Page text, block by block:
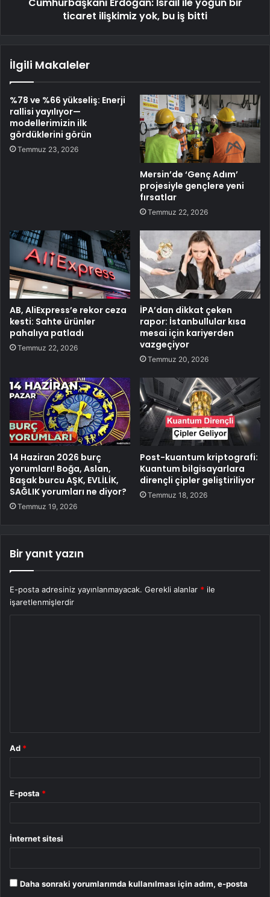
Cumhurbaşkanı Erdoğan: İsrail ile yoğun bir
ticaret ilişkimiz yok, bu iş bitti
İlgili Makaleler
%78 ve %66 yükseliş: Enerji
rallisi yayılıyor—
modellerimizin ilk
gördüklerini görün
Temmuz 23, 2026
Mersin’de ‘Genç Adım’
projesiyle gençlere yeni
fırsatlar
Temmuz 22, 2026
AB, AliExpress’e rekor ceza
kesti: Sahte ürünler
pahalıya patladı
Temmuz 22, 2026
İPA’dan dikkat çeken
rapor: İstanbullular kısa
mesai için kariyerden
vazgeçiyor
Temmuz 20, 2026
14 Haziran 2026 burç
yorumları! Boğa, Aslan,
Başak burcu AŞK, EVLİLİK,
SAĞLIK yorumları ne diyor?
Temmuz 19, 2026
Post-kuantum kriptografi:
Kuantum bilgisayarlara
dirençli çipler geliştiriliyor
Temmuz 18, 2026
Bir yanıt yazın
E-posta adresiniz yayınlanmayacak. Gerekli alanlar * ile
işaretlenmişlerdir
Ad *
E-posta *
İnternet sitesi
Daha sonraki yorumlarımda kullanılması için adım, e-posta